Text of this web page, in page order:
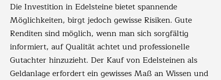
Die Investition in Edelsteine bietet spannende
Möglichkeiten, birgt jedoch gewisse Risiken. Gute
Renditen sind möglich, wenn man sich sorgfältig
informiert, auf Qualität achtet und professionelle
Gutachter hinzuzieht. Der Kauf von Edelsteinen als
Geldanlage erfordert ein gewisses Maß an Wissen und